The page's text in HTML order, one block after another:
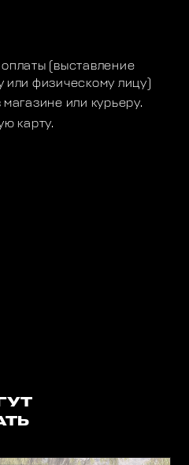
(выставление
физическому лицу)
или курьеру.
карту.